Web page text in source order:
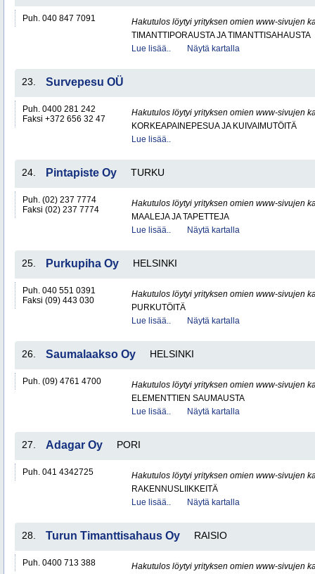
Puh. 040 847 7091
Hakutulos löytyi yrityksen omien www-sivujen
TIMANTTIPORAUSTA JA TIMANTTISAHAUSTA
Lue lisää..
Näytä kartalla
23. Survepesu OÜ
Puh. 0400 281 242
Faksi +372 656 32 47
Hakutulos löytyi yrityksen omien www-sivujen
KORKEAPAINEPESUA JA KUIVAIMUTÖITÄ
Lue lisää..
24. Pintapiste Oy TURKU
Puh. (02) 237 7774
Faksi (02) 237 7774
Hakutulos löytyi yrityksen omien www-sivujen
MAALEJA JA TAPETTEJA
Lue lisää..
Näytä kartalla
25. Purkupiha Oy HELSINKI
Puh. 040 551 0391
Faksi (09) 443 030
Hakutulos löytyi yrityksen omien www-sivujen
PURKUTÖITÄ
Lue lisää..
Näytä kartalla
26. Saumalaakso Oy HELSINKI
Puh. (09) 4761 4700
Hakutulos löytyi yrityksen omien www-sivujen
ELEMENTTIEN SAUMAUSTA
Lue lisää..
Näytä kartalla
27. Adagar Oy PORI
Puh. 041 4342725
Hakutulos löytyi yrityksen omien www-sivujen
RAKENNUSLIIKKEITÄ
Lue lisää..
Näytä kartalla
28. Turun Timanttisahaus Oy RAISIO
Puh. 0400 713 388
Hakutulos löytyi yrityksen omien www-sivujen